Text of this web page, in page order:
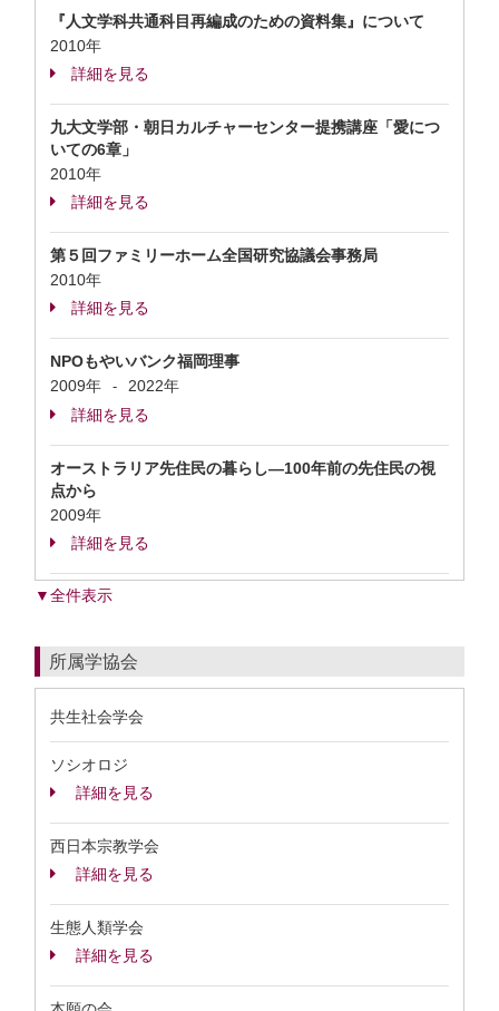
『人文学科共通科目再編成のための資料集』について
2010年
詳細を見る
九大文学部・朝日カルチャーセンター提携講座「愛につ
いての6章」
2010年
詳細を見る
第５回ファミリーホーム全国研究協議会事務局
2010年
詳細を見る
NPOもやいバンク福岡理事
2009年
-
2022年
詳細を見る
オーストラリア先住民の暮らし―100年前の先住民の視
点から
2009年
詳細を見る
▼全件表示
所属学協会
共生社会学会
ソシオロジ
詳細を見る
西日本宗教学会
詳細を見る
生態人類学会
詳細を見る